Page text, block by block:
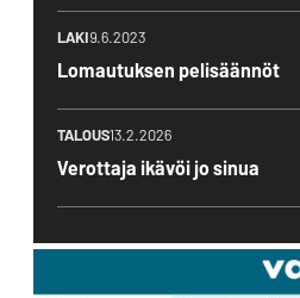
LAKI9.6.2023
Lomautuksen pelisäännöt
TALOUS13.2.2026
Verottaja ikävöi jo sinua